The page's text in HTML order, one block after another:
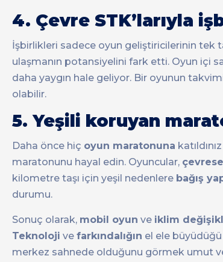
4. Çevre STK’larıyla
İşbirlikleri sadece oyun geliştiricilerinin tek
ulaşmanın potansiyelini fark etti. Oyun içi
daha yaygın hale geliyor. Bir oyunun
olabilir.
5. Yeşili koruyan
Daha önce hiç oyun maratonuna
maratonunu hayal edin. Oyuncular,
kilometre taşı için yeşil nedenlere bağış
durumu.
Sonuç olarak, mobil oyun ve iklim
Teknoloji ve farkındalığın el ele
merkez sahnede olduğunu görmek umut